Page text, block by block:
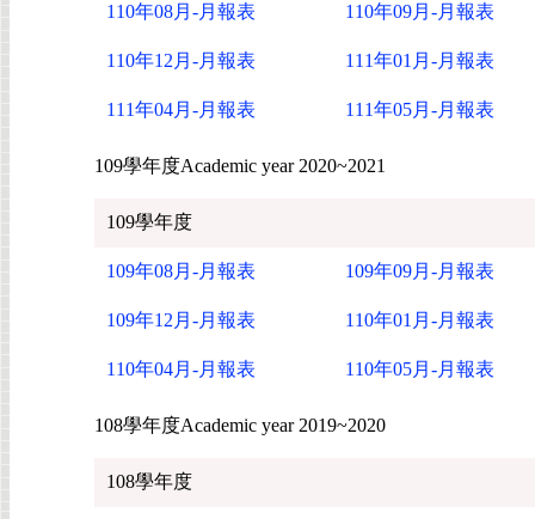
110年08月-月報表 110年09月-月報表
110年12月-月報表 111年01月-月報表
111年04月-月報表 111年05月-月報表
109學年度Academic year 2020~2021
109學年度
109年08月-月報表 109年09月-月報表
109年12月-月報表 110年01月-月報表
110年04月-月報表 110年05月-月報表
108學年度Academic year 2019~2020
108學年度